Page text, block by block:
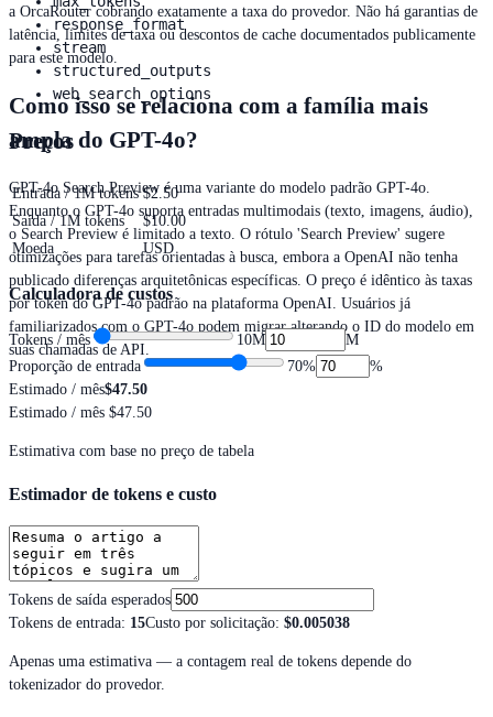
a OrcaRouter cobrando exatamente a taxa do provedor. Não há garantias de
latência, limites de taxa ou descontos de cache documentados publicamente
para este modelo.
Como isso se relaciona com a família mais
ampla do GPT-4o?
GPT-4o Search Preview é uma variante do modelo padrão GPT-4o.
Enquanto o GPT-4o suporta entradas multimodais (texto, imagens, áudio),
o Search Preview é limitado a texto. O rótulo 'Search Preview' sugere
otimizações para tarefas orientadas à busca, embora a OpenAI não tenha
publicado diferenças arquitetônicas específicas. O preço é idêntico às taxas
por token do GPT-4o padrão na plataforma OpenAI. Usuários já
familiarizados com o GPT-4o podem migrar alterando o ID do modelo em
suas chamadas de API.
response_format
stream
structured_outputs
web_search_options
Preços
Entrada / 1M tokens $2.50
Saída / 1M tokens
$10.00
Moeda
USD
Calculadora de custos
Tokens / mês 10M
M
Proporção de entrada
70%
%
Estimado / mês$47.50
Estimado / mês $47.50
Estimativa com base no preço de tabela
Estimador de tokens e custo
Tokens de saída esperados
Tokens de entrada: 15Custo por solicitação: $0.005038
Apenas uma estimativa — a contagem real de tokens depende do
tokenizador do provedor.